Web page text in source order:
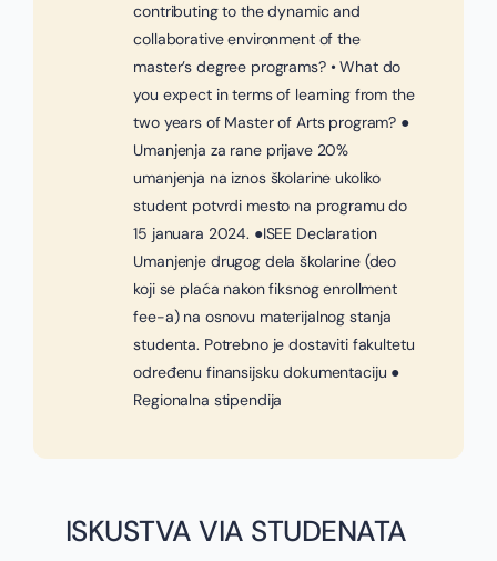
contributing to the dynamic and
collaborative environment of the
master’s degree programs? • What do
you expect in terms of learning from the
two years of Master of Arts program? ●
Umanjenja za rane prijave 20%
umanjenja na iznos školarine ukoliko
student potvrdi mesto na programu do
15 januara 2024. ●ISEE Declaration
Umanjenje drugog dela školarine (deo
koji se plaća nakon fiksnog enrollment
fee-a) na osnovu materijalnog stanja
studenta. Potrebno je dostaviti fakultetu
određenu finansijsku dokumentaciju ●
Regionalna stipendija
ISKUSTVA VIA STUDENATA